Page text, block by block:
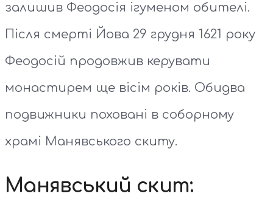
залишив Феодосія ігуменом обителі.
Після смерті Йова 29 грудня 1621 року
Феодосій продовжив керувати
монастирем ще вісім років. Обидва
подвижники поховані в соборному
храмі Манявського скиту.
Манявський скит: